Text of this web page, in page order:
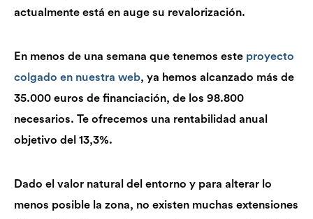
actualmente está en auge su revalorización.
En menos de una semana que tenemos este proyecto
colgado en nuestra web, ya hemos alcanzado más de
35.000 euros de financiación, de los 98.800
necesarios. Te ofrecemos una rentabilidad anual
objetivo del 13,3%.
Dado el valor natural del entorno y para alterar lo
menos posible la zona, no existen muchas extensiones